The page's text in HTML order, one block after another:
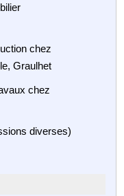
chez
Graulhet
chez
diverses)